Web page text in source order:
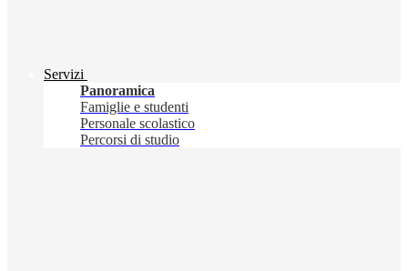
Servizi
Panoramica
Famiglie e studenti
Personale scolastico
Percorsi di studio